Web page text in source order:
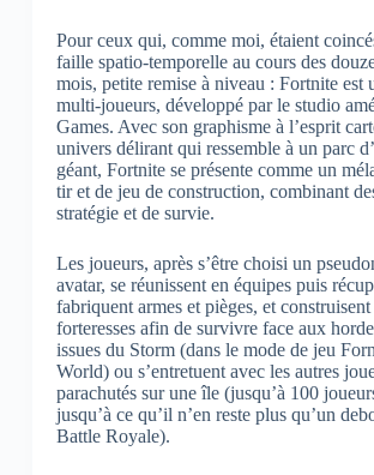
Pour ceux qui, comme moi, étaient
faille spatio-temporelle au cours des
mois, petite remise à niveau : Fortnite est
multi-joueurs, développé par le studio
Games. Avec son graphisme à l’esprit
univers délirant qui ressemble à un parc
géant, Fortnite se présente comme un
tir et de jeu de construction, combinant
stratégie et de survie.
Les joueurs, après s’être choisi un
avatar, se réunissent en équipes puis
fabriquent armes et pièges, et construisent
forteresses afin de survivre face aux
issues du Storm (dans le mode de jeu
World) ou s’entretuent avec les autres
parachutés sur une île (jusqu’à 100
jusqu’à ce qu’il n’en reste plus qu’un
Battle Royale).